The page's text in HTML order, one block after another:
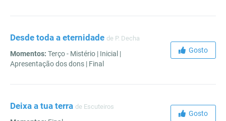
Desde toda a eternidade de P. Decha
Momentos: Terço - Mistério | Inicial |
Apresentação dos dons | Final
Gosto
Deixa a tua terra de Escuteiros
Gosto